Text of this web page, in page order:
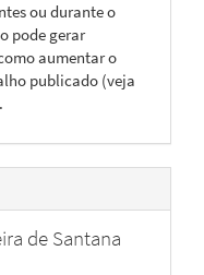
ou durante o
pode gerar
aumentar o
publicado (veja
de Santana